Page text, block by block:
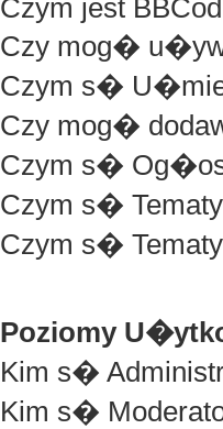
Czym jest
Czy mog�
Czym s�
Czy mog�
Czym s�
Czym s�
Czym s�
Poziomy
Kim s�
Kim s�